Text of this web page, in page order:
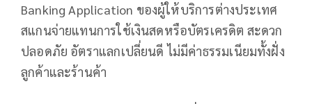
Banking Application ของผู้ให้บริการต่างประเทศ
สแกนจ่ายแทนการใช้เงินสดหรือบัตรเครดิต สะดวก
ปลอดภัย อัตราแลกเปลี่ยนดี ไม่มีค่าธรรมเนียมทั้งฝั่ง
ลูกค้าและร้านค้า